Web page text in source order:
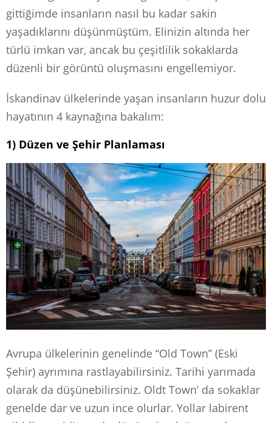
gittiğimde insanların nasıl bu kadar sakin
yaşadıklarını düşünmüştüm. Elinizin altında her
türlü imkan var, ancak bu çeşitlilik sokaklarda
düzenli bir görüntü oluşmasını engellemiyor.
İskandinav ülkelerinde yaşan insanların huzur dolu
hayatının 4 kaynağına bakalım:
1) Düzen ve Şehir Planlaması
Avrupa ülkelerinin genelinde “Old Town” (Eski
Şehir) ayrımına rastlayabilirsiniz. Tarihi yarımada
olarak da düşünebilirsiniz. Oldt Town’ da sokaklar
genelde dar ve uzun ince olurlar. Yollar labirent